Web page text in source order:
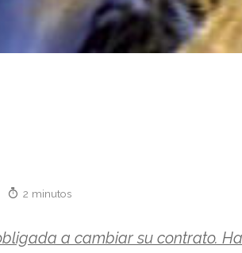
2 minutos
a cambiar su contrato.